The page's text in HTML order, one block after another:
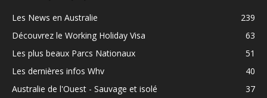
Les News en Australie
239
Découvrez le Working Holiday Visa
63
Les plus beaux Parcs Nationaux
51
Les dernières infos Whv
40
Australie de l'Ouest - Sauvage et isolé
37